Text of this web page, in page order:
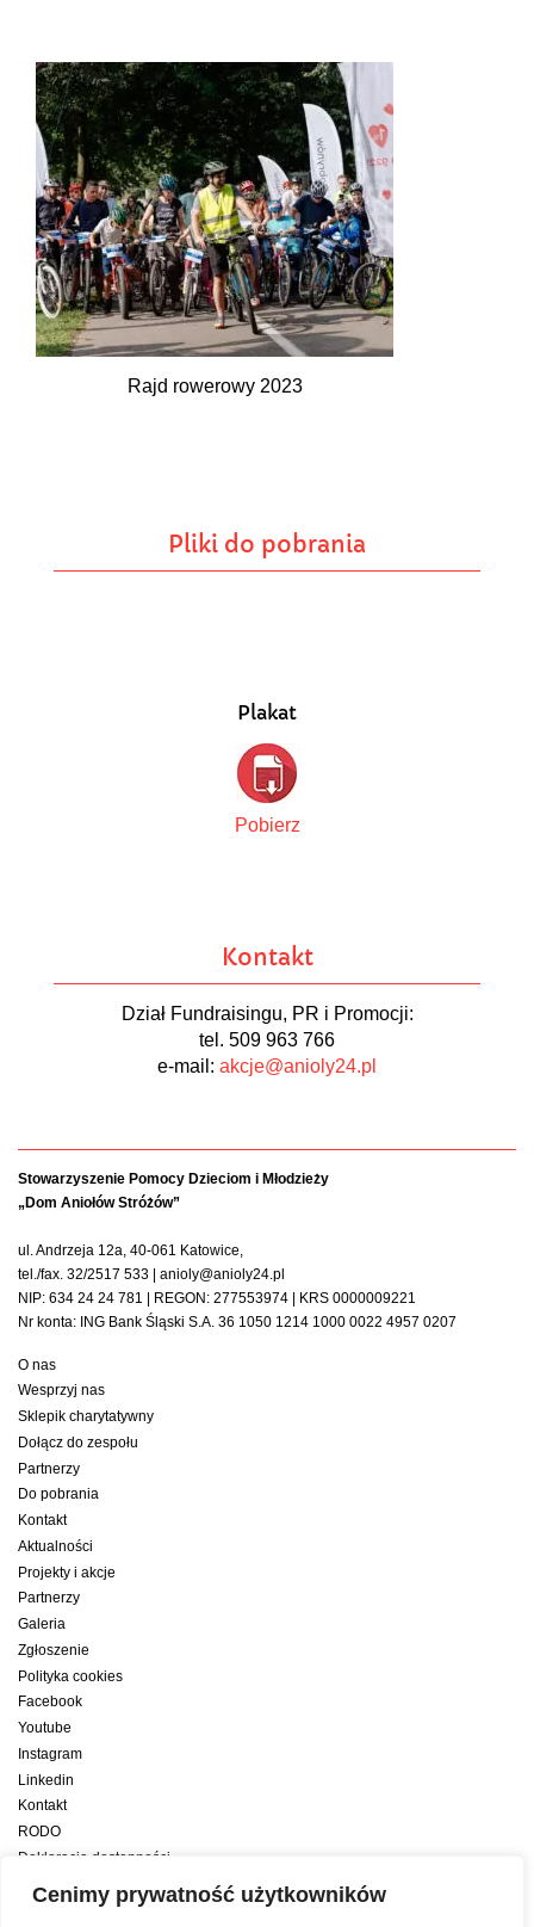
Cenimy prywatność użytkowników
Rajd rowerowy 2023
Pliki do pobrania
Plakat
Pobierz
Kontakt
Dział Fundraisingu, PR i Promocji:
tel. 509 963 766
e-mail: akcje@anioly24.pl
Stowarzyszenie Pomocy Dzieciom i Młodzieży
„Dom Aniołów Stróżów”
ul. Andrzeja 12a, 40-061 Katowice,
tel./fax. 32/2517 533 | anioly@anioly24.pl
NIP: 634 24 24 781 | REGON: 277553974 | KRS 0000009221
Nr konta: ING Bank Śląski S.A. 36 1050 1214 1000 0022 4957 0207
O nas
Wesprzyj nas
Sklepik charytatywny
Dołącz do zespołu
Partnerzy
Do pobrania
Kontakt
Aktualności
Projekty i akcje
Partnerzy
Galeria
Zgłoszenie
Polityka cookies
Facebook
Youtube
Instagram
Linkedin
Kontakt
RODO
Deklaracja dostępności
Deklaracja dostępności cyfrowej